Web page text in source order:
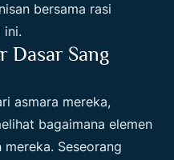
bersama rasi
ini.
Dasar Sang
asmara mereka,
bagaimana elemen
Seseorang